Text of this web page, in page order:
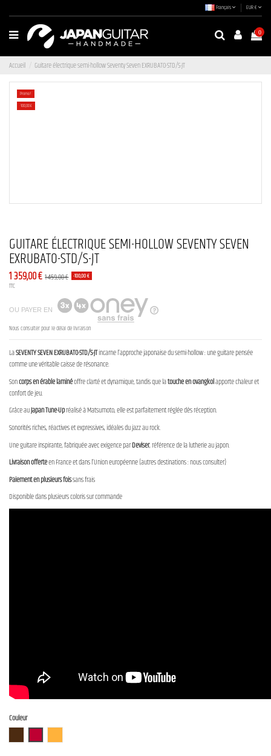
Français EUR €
0
Accueil Guitare électrique semi-hollow Seventy Seven EXRUBATO-STD/S-JT
Promo !
-100,00 €
GUITARE ÉLECTRIQUE SEMI-HOLLOW SEVENTY SEVEN
EXRUBATO-STD/S-JT
1 359,00 € 1 459,00 € -100,00 €
TTC
OU PAYER EN
Nous consulter pour le délai de livraison
LaSEVENTY SEVEN EXRUBATO-STD/S-JTincarne l’approche japonaise du semi-hollow : une guitare pensée
comme une véritable caisse de résonance.
Soncorps en érable laminéoffre clarté et dynamique, tandis que latouche en ovangkolapporte chaleur et
confort de jeu.
Grâce auJapan Tune-Upréalisé à Matsumoto, elle est parfaitement réglée dès réception.
Sonorités riches, réactives et expressives, idéales du jazz au rock.
Une guitare inspirante, fabriquée avec exigence parDeviser, référence de la lutherie au japon.
Livraison offerteen France et dans l’Union européenne (autres destinations : nous consulter)
Paiement en plusieurs foissans frais
Disponible dans plusieurs coloris sur commande
Couleur